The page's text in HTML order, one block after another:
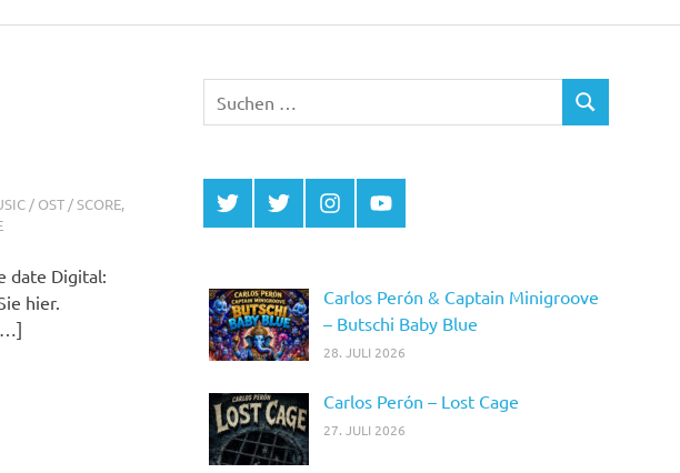
/ OST / SCORE,
date Digital:
hier.
nach:
SUCHEN
Twitter
MCDP
Twitter
Musicradiostation
InstagramYouTube
Carlos Perón & Captain Minigroove
– Butschi Baby Blue
28. JULI 2026
Carlos Perón – Lost Cage
27. JULI 2026